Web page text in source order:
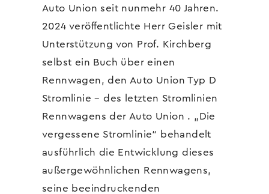
Auto Union seit nunmehr 40 Jahren.
2024 veröffentlichte Herr Geisler mit
Unterstützung von Prof. Kirchberg
selbst ein Buch über einen
Rennwagen, den Auto Union Typ D
Stromlinie – des letzten Stromlinien
Rennwagens der Auto Union . „Die
vergessene Stromlinie“ behandelt
ausführlich die Entwicklung dieses
außergewöhnlichen Rennwagens,
seine beeindruckenden